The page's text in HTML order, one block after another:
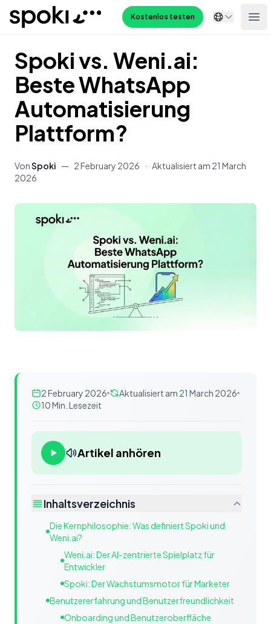
Spoki Kostenlos testen
Spoki vs. Weni.ai:
Beste WhatsApp
Automatisierung
Plattform?
VonSpoki — 2 February 2026 · Aktualisiert am 21 March
2026
Inhalt
2 February 2026
Aktualisiert am 21 March 2026
10 Min. Lesezeit
Artikel anhören
Inhaltsverzeichnis
Die Kernphilosophie: Was definiert Spoki und
Weni.ai?
Weni.ai: Der AI-zentrierte Spielplatz für
Entwickler
Spoki: Der Wachstumsmotor für Marketer
Benutzererfahrung und Benutzerfreundlichkeit
Onboarding und Benutzeroberfläche